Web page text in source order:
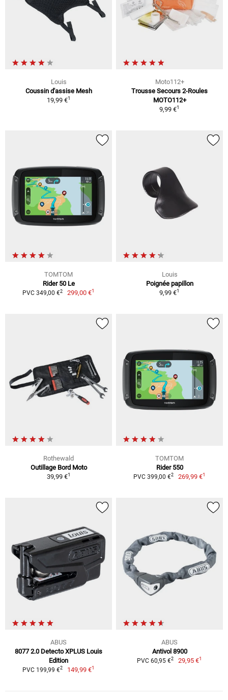
Louis
Coussin d'assise Mesh
19,99 €1
Moto112+
Trousse Secours 2-Roules
MOTO112+
9,99 €1
TOMTOM
Rider 50 Le
PVC 349,00 €2 299,00 €1
Louis
Poignée papillon
9,99 €1
Rothewald
Outillage Bord Moto
39,99 €1
TOMTOM
Rider 550
PVC 399,00 €2 269,99 €1
ABUS
8077 2.0 Detecto XPLUS Louis
Edition
PVC 199,99 €2 149,99 €1
ABUS
Antivol 8900
PVC 60,95 €2 29,95 €1